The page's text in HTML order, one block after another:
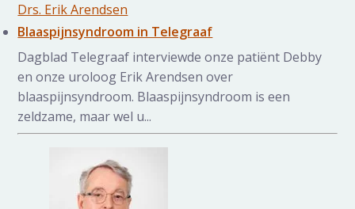
Drs. Erik Arendsen
Blaaspijnsyndroom in Telegraaf
Dagblad Telegraaf interviewde onze patiënt Debby
en onze uroloog Erik Arendsen over
blaaspijnsyndroom. Blaaspijnsyndroom is een
zeldzame, maar wel u...